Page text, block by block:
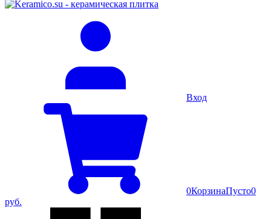
Вход
0КорзинаПусто0
руб.